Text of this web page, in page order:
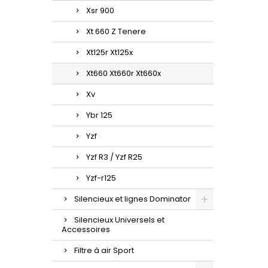
Xsr 900
Xt 660 Z Tenere
Xt125r Xt125x
Xt660 Xt660r Xt660x
Xv
Ybr 125
Yzf
Yzf R3 / Yzf R25
Yzf-r125
Silencieux et lignes Dominator
Silencieux Universels et
Accessoires
Filtre à air Sport